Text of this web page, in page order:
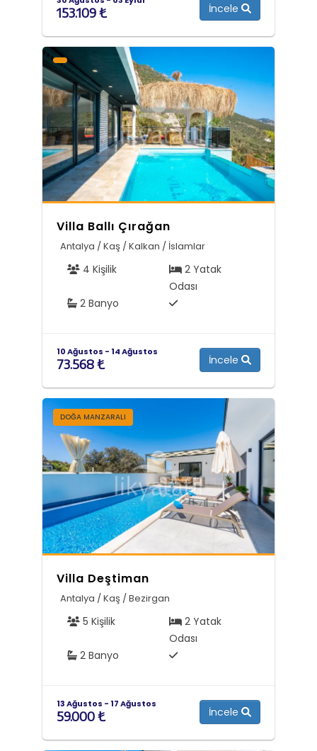
153.109 ₺ İncele
Villa Ballı Çırağan
Antalya / Kaş / Kalkan / İslamlar
4 Kişilik
2 Yatak
Odası
2 Banyo
10 Ağustos - 14 Ağustos
73.568 ₺ İncele
DOĞA MANZARALI
Villa Deştiman
Antalya / Kaş / Bezirgan
5 Kişilik
2 Yatak
Odası
2 Banyo
13 Ağustos - 17 Ağustos
59.000 ₺ İncele